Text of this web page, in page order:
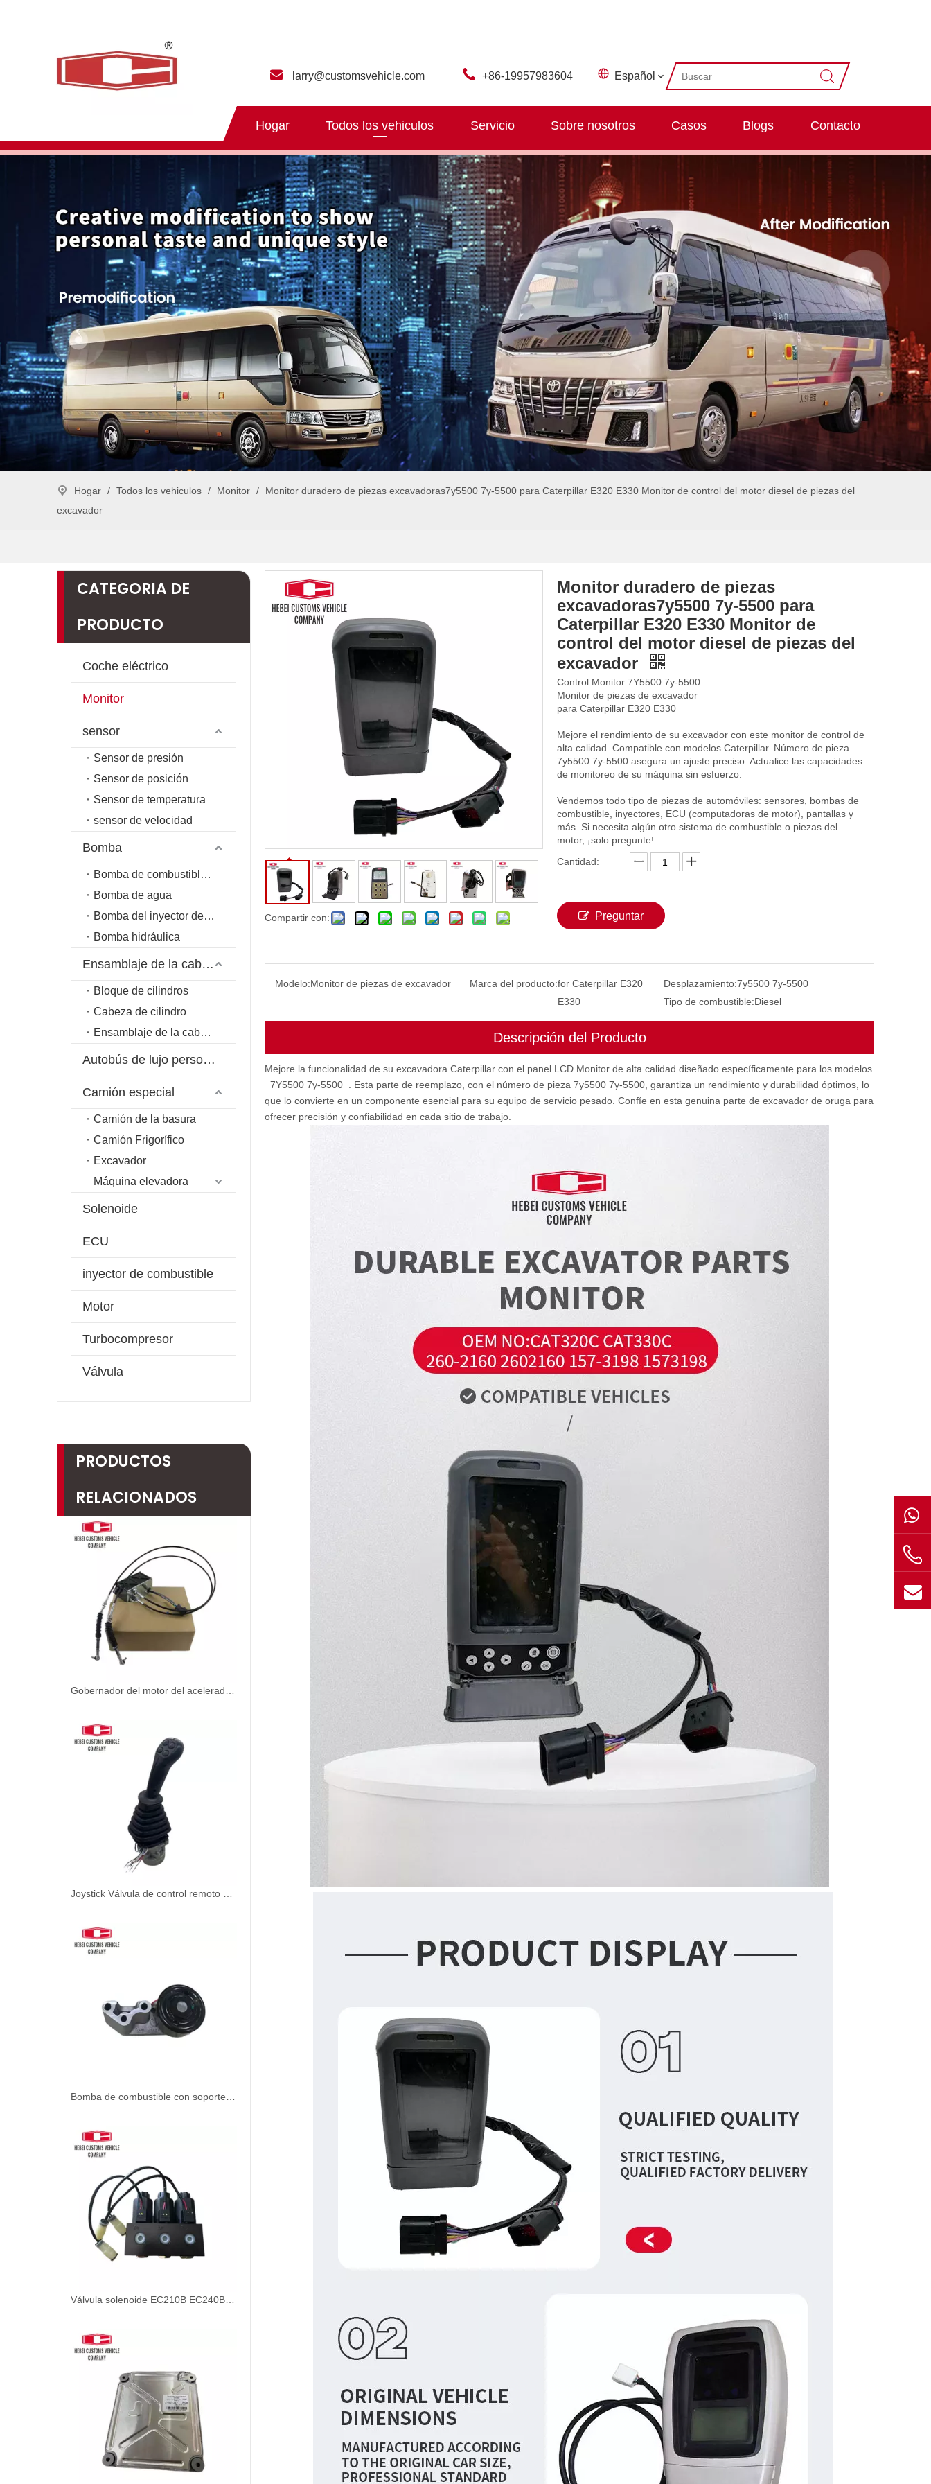
larry@customsvehicle.com +86-19957983604 Español
Hogar Todos los vehiculos Servicio Sobre nosotros Casos Blogs Contacto
Hogar / Todos los vehiculos / Monitor /
Monitor duradero de piezas excavadoras7y5500 7y-5500 para Caterpillar E320 E330 Monitor de control del motor diesel de piezas del
excavador
CATEGORIA DE
PRODUCTO
Coche eléctrico
Monitor
sensor
Sensor de presión
Sensor de posición
Sensor de temperatura
sensor de velocidad
Bomba
Bomba de combustible de riel común
Bomba de agua
Bomba del inyector de combustible
Bomba hidráulica
Ensamblaje de la cabeza del cilindro
Bloque de cilindros
Cabeza de cilindro
Ensamblaje de la cabeza del cilindro
Autobús de lujo personalizado
Camión especial
Camión de la basura
Camión Frigorífico
Excavador
Máquina elevadora
Solenoide
ECU
inyector de combustible
Motor
Turbocompresor
Válvula
PRODUCTOS
RELACIONADOS
Compartir con:
Monitor duradero de piezas
excavadoras7y5500 7y-5500 para
Caterpillar E320 E330 Monitor de
control del motor diesel de piezas del
excavador
Control Monitor 7Y5500 7y-5500
Monitor de piezas de excavador
para Caterpillar E320 E330
Mejore el rendimiento de su excavador con este monitor de control de
alta calidad. Compatible con modelos Caterpillar. Número de pieza
7y5500 7y-5500 asegura un ajuste preciso. Actualice las capacidades
de monitoreo de su máquina sin esfuerzo.
Vendemos todo tipo de piezas de automóviles: sensores, bombas de
combustible, inyectores, ECU (computadoras de motor), pantallas y
más. Si necesita algún otro sistema de combustible o piezas del
motor, ¡solo pregunte!
Cantidad:
Preguntar
Modelo:Monitor de piezas de excavador Marca del producto:for Caterpillar E320
E330
Desplazamiento:7y5500 7y-5500
Tipo de combustible:Diesel
Descripción del Producto
Mejore la funcionalidad de su excavadora Caterpillar con el panel LCD Monitor de alta calidad diseñado específicamente para los modelos
7Y5500 7y-5500
. Esta parte de reemplazo, con el número de pieza 7y5500 7y-5500, garantiza un rendimiento y durabilidad óptimos, lo
que lo convierte en un componente esencial para su equipo de servicio pesado. Confíe en esta genuina parte de excavador de oruga para
ofrecer precisión y confiabilidad en cada sitio de trabajo.